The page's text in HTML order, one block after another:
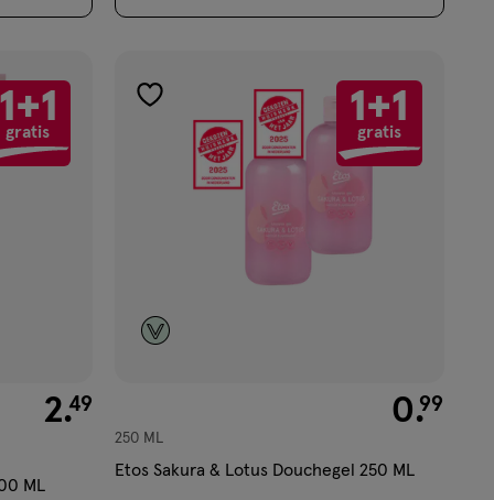
1+1
gratis
€ 2.49
2.49
ML
1+1
gratis
toevoegen
verlanglijst
€ 0.99
0.99
250 ML
Etos Sakura & Lotus Douchegel 250 ML